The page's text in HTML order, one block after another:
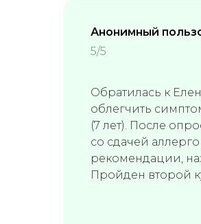
Анонимный
5/5
Обратилась к
облегчить
(7 лет). После
со сдачей
рекомендации,
Пройден второй